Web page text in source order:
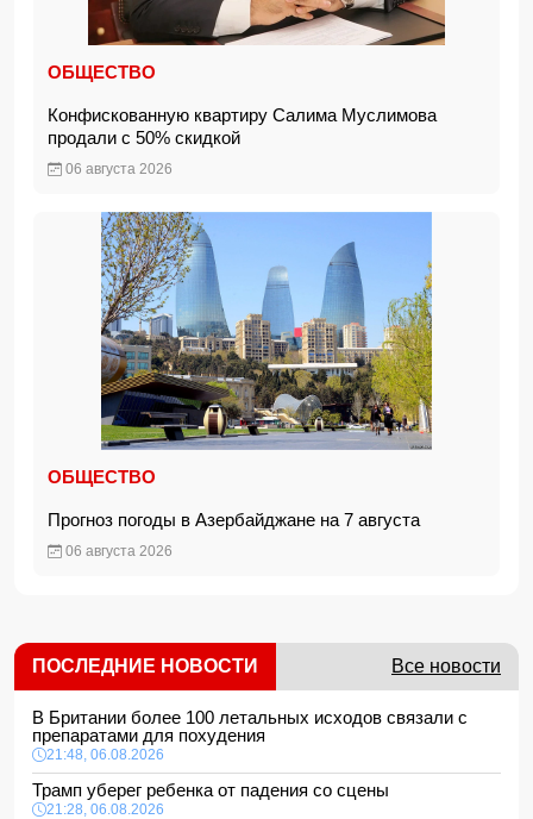
ОБЩЕСТВО
Конфискованную квартиру Салима Муслимова
продали с 50% скидкой
06 августа 2026
ОБЩЕСТВО
Прогноз погоды в Азербайджане на 7 августа
06 августа 2026
ПОСЛЕДНИЕ НОВОСТИ Все новости
В Британии более 100 летальных исходов связали с
препаратами для похудения
21:48, 06.08.2026
Трамп уберег ребенка от падения со сцены
21:28, 06.08.2026